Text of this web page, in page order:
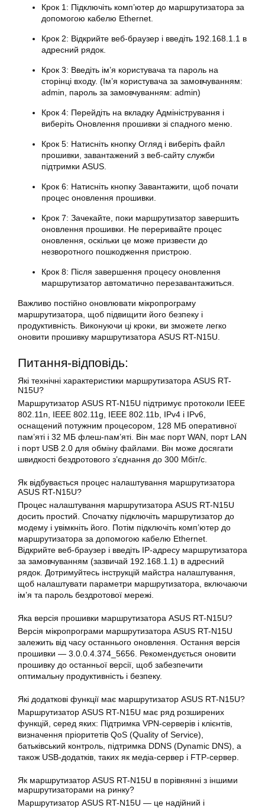
Крок 1: Підключіть комп’ютер до маршрутизатора за
допомогою кабелю Ethernet.
Крок 2: Відкрийте веб-браузер і введіть 192.168.1.1 в
адресний рядок.
Крок 3: Введіть ім’я користувача та пароль на
сторінці входу. (Ім’я користувача за замовчуванням:
admin, пароль за замовчуванням: admin)
Крок 4: Перейдіть на вкладку Адміністрування і
виберіть Оновлення прошивки зі спадного меню.
Крок 5: Натисніть кнопку Огляд і виберіть файл
прошивки, завантажений з веб-сайту служби
підтримки ASUS.
Крок 6: Натисніть кнопку Завантажити, щоб почати
процес оновлення прошивки.
Крок 7: Зачекайте, поки маршрутизатор завершить
оновлення прошивки. Не переривайте процес
оновлення, оскільки це може призвести до
незворотного пошкодження пристрою.
Крок 8: Після завершення процесу оновлення
маршрутизатор автоматично перезавантажиться.
Важливо постійно оновлювати мікропрограму
маршрутизатора, щоб підвищити його безпеку і
продуктивність. Виконуючи ці кроки, ви зможете легко
оновити прошивку маршрутизатора ASUS RT-N15U.
Питання-відповідь:
Які технічні характеристики маршрутизатора ASUS RT-
N15U?
Маршрутизатор ASUS RT-N15U підтримує протоколи IEEE
802.11n, IEEE 802.11g, IEEE 802.11b, IPv4 і IPv6,
оснащений потужним процесором, 128 МБ оперативної
пам’яті і 32 МБ флеш-пам’яті. Він має порт WAN, порт LAN
і порт USB 2.0 для обміну файлами. Він може досягати
швидкості бездротового з’єднання до 300 Мбіт/с.
Як відбувається процес налаштування маршрутизатора
ASUS RT-N15U?
Процес налаштування маршрутизатора ASUS RT-N15U
досить простий. Спочатку підключіть маршрутизатор до
модему і увімкніть його. Потім підключіть комп’ютер до
маршрутизатора за допомогою кабелю Ethernet.
Відкрийте веб-браузер і введіть IP-адресу маршрутизатора
за замовчуванням (зазвичай 192.168.1.1) в адресний
рядок. Дотримуйтесь інструкцій майстра налаштування
щоб налаштувати параметри маршрутизатора, включаючи
ім’я та пароль бездротової мережі.
Яка версія прошивки маршрутизатора ASUS RT-N15U?
Версія мікропрограми маршрутизатора ASUS RT-N15U
залежить від часу останнього оновлення. Остання версія
прошивки — 3.0.0.4.374_5656. Рекомендується оновити
прошивку до останньої версії, щоб забезпечити
оптимальну продуктивність і безпеку.
Які додаткові функції має маршрутизатор ASUS RT-N15U?
Маршрутизатор ASUS RT-N15U має ряд розширених
функцій, серед яких: Підтримка VPN-серверів і клієнтів,
визначення пріоритетів QoS (Quality of Service),
батьківський контроль, підтримка DDNS (Dynamic DNS), а
також USB-додатків, таких як медіа-сервер і FTP-сервер.
Як маршрутизатор ASUS RT-N15U в порівнянні з іншими
маршрутизаторами на ринку?
Маршрутизатор ASUS RT-N15U — це надійний і